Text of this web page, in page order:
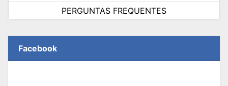
PERGUNTAS FREQUENTES
Facebook